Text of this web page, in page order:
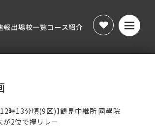
報出場校一覧コース紹介
12時13分頃(9区)】鶴見中継所 國學院
が2位で襷リレー